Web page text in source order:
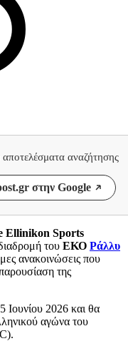
αναζήτησης
στην Google
Ellinikon Sports
του ΕΚΟ Ράλλυ
ανακοινώσεις που
της
Ιουνίου 2026 και θα
αγώνα του